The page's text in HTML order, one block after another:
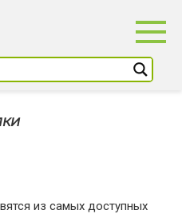
из самых доступных